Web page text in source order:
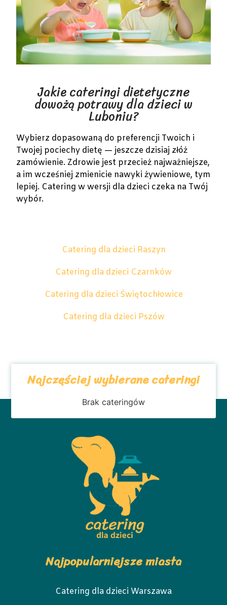
Jakie cateringi dietetyczne
dowożą potrawy dla dzieci w
Luboniu?
Wybierz dopasowaną do preferencji Twoich i
Twojej pociechy dietę — jeszcze dzisiaj złóż
zamówienie. Zdrowie jest przecież najważniejsze,
a im wcześniej zmienicie nawyki żywieniowe, tym
lepiej. Catering w wersji dla dzieci czeka na Twój
wybór.
Catering dla dzieci Raszyn
Catering dla dzieci Czarnków
Catering dla dzieci Świętochłowice
Catering dla dzieci Pszów
Najczęściej wybierane cateringi
Brak cateringów
Najpopularniejsze miasta
Catering dla dzieci Warszawa